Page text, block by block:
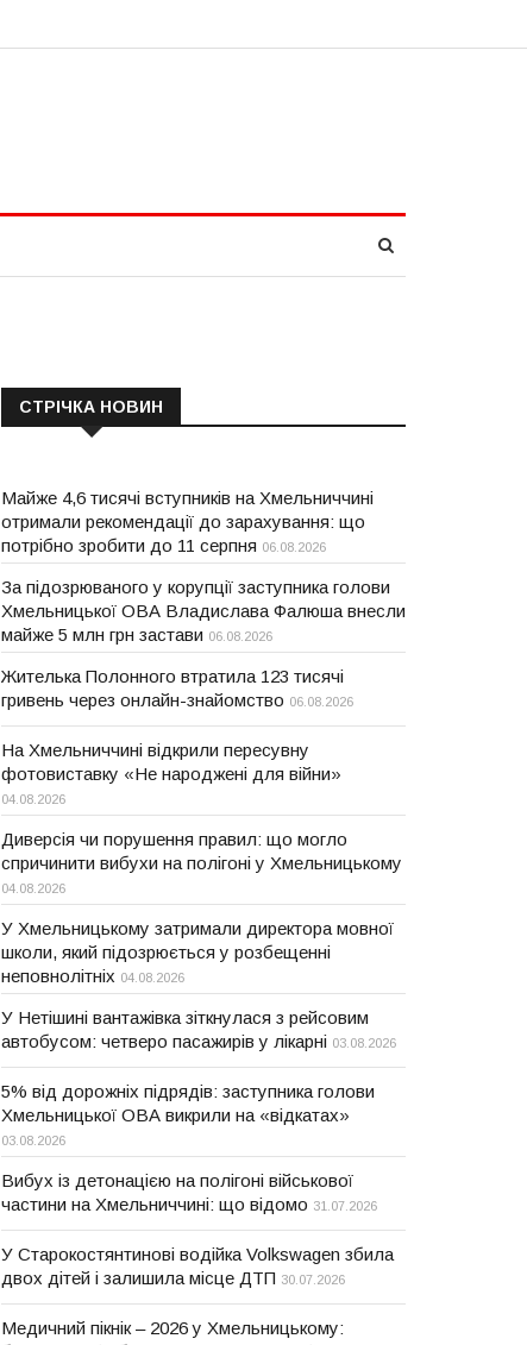
СТРІЧКА НОВИН
Майже 4,6 тисячі вступників на Хмельниччині
отримали рекомендації до зарахування: що
потрібно зробити до 11 серпня 06.08.2026
За підозрюваного у корупції заступника голови
Хмельницької ОВА Владислава Фалюша внесли
майже 5 млн грн застави 06.08.2026
Жителька Полонного втратила 123 тисячі
гривень через онлайн-знайомство 06.08.2026
На Хмельниччині відкрили пересувну
фотовиставку «Не народжені для війни»
04.08.2026
Диверсія чи порушення правил: що могло
спричинити вибухи на полігоні у Хмельницькому
04.08.2026
У Хмельницькому затримали директора мовної
школи, який підозрюється у розбещенні
неповнолітніх 04.08.2026
У Нетішині вантажівка зіткнулася з рейсовим
автобусом: четверо пасажирів у лікарні 03.08.2026
5% від дорожніх підрядів: заступника голови
Хмельницької ОВА викрили на «відкатах»
03.08.2026
Вибух із детонацією на полігоні військової
частини на Хмельниччині: що відомо 31.07.2026
У Старокостянтинові водійка Volkswagen збила
двох дітей і залишила місце ДТП 30.07.2026
Медичний пікнік – 2026 у Хмельницькому: